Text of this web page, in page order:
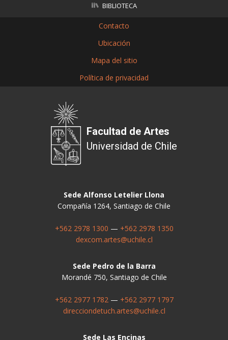
BIBLIOTECA
Contacto
Ubicación
Mapa del sitio
Política de privacidad
Facultad de Artes
Universidad de Chile
Sede Alfonso Letelier Llona
Compañía 1264, Santiago de Chile
+562 2978 1300 — +562 2978 1350
dexcom.artes@uchile.cl
Sede Pedro de la Barra
Morandé 750, Santiago de Chile
+562 2977 1782— +562 2977 1797
direcciondetuch.artes@uchile.cl
Sede Las Encinas